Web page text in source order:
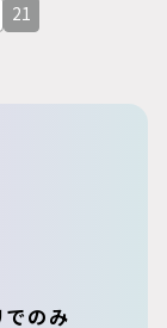
21
でのみ